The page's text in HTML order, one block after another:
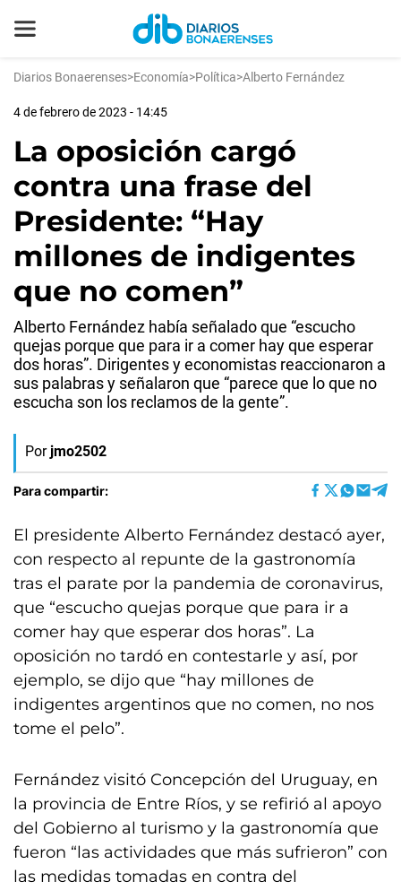
Diarios Bonaerenses>Economía>Política>Alberto Fernández
4 de febrero de 2023 - 14:45
La oposición cargó
contra una frase del
Presidente: “Hay
millones de indigentes
que no comen”
Alberto Fernández había señalado que “escucho
quejas porque que para ir a comer hay que esperar
dos horas”. Dirigentes y economistas reaccionaron a
sus palabras y señalaron que “parece que lo que no
escucha son los reclamos de la gente”.
Por jmo2502
Para compartir:
El presidente Alberto Fernández destacó ayer,
con respecto al repunte de la gastronomía
tras el parate por la pandemia de coronavirus,
que “escucho quejas porque que para ir a
comer hay que esperar dos horas”. La
oposición no tardó en contestarle y así, por
ejemplo, se dijo que “hay millones de
indigentes argentinos que no comen, no nos
tome el pelo”.
Fernández visitó Concepción del Uruguay, en
la provincia de Entre Ríos, y se refirió al apoyo
del Gobierno al turismo y la gastronomía que
fueron “las actividades que más sufrieron” con
las medidas tomadas en contra del